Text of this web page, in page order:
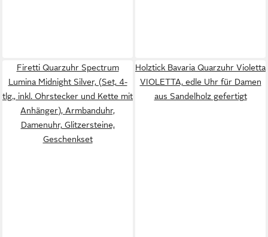
Firetti Quarzuhr Spectrum
Lumina Midnight Silver, (Set, 4-
tlg., inkl. Ohrstecker und Kette mit
Anhänger), Armbanduhr,
Damenuhr, Glitzersteine,
Geschenkset
Holztick Bavaria Quarzuhr Violetta
VIOLETTA, edle Uhr für Damen
aus Sandelholz gefertigt